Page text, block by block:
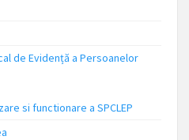
de Evidență a Persoanelor
si functionare a SPCLEP